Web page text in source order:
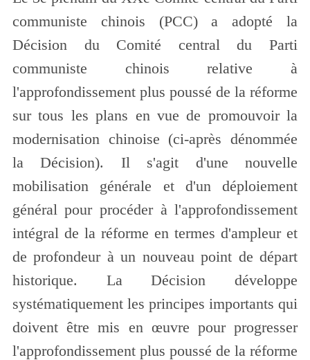
communiste chinois (PCC) a adopté la
Décision du Comité central du Parti
communiste chinois relative à
l'approfondissement plus poussé de la réforme
sur tous les plans en vue de promouvoir la
modernisation chinoise (ci-après dénommée
la Décision). Il s'agit d'une nouvelle
mobilisation générale et d'un déploiement
général pour procéder à l'approfondissement
intégral de la réforme en termes d'ampleur et
de profondeur à un nouveau point de départ
historique.
La Décision développe
systématiquement les principes importants qui
doivent être mis en œuvre pour progresser
l'approfondissement plus poussé de la réforme